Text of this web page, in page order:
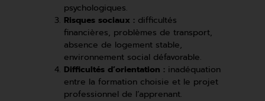
psychologiques.
Risques sociaux : difficultés
financières, problèmes de transport,
absence de logement stable,
environnement social défavorable.
Difficultés d’orientation : inadéquation
entre la formation choisie et le projet
professionnel de l’apprenant.